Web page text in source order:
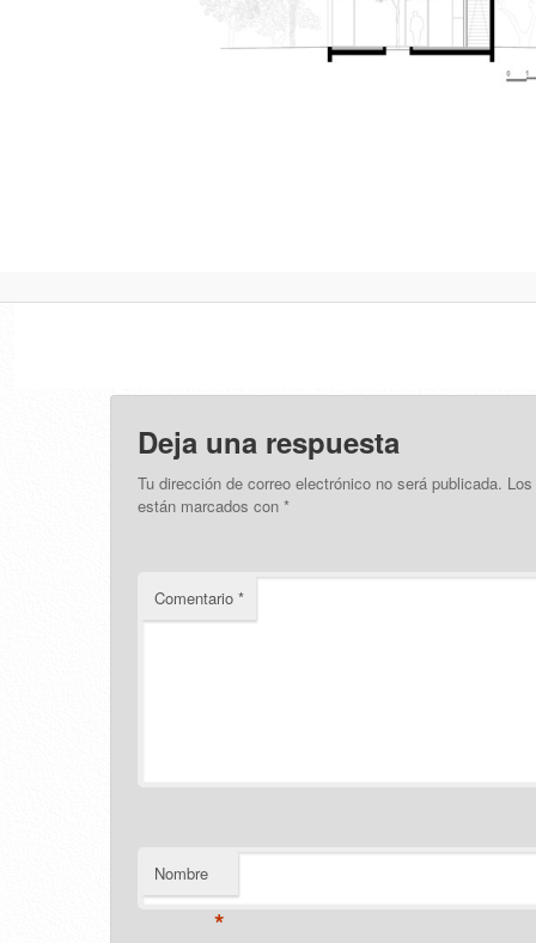
Deja una respuesta
Tu dirección de correo electrónico no será publicada.
están marcados con*
Comentario*
Nombre
*